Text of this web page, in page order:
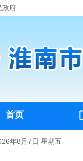
政府
首页
年8月7日 星期五